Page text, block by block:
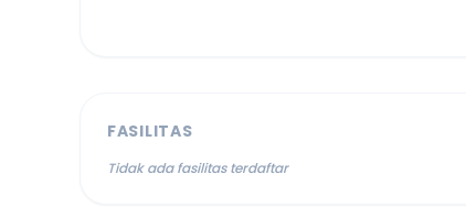
FASILITAS
Tidak ada fasilitas terdaftar